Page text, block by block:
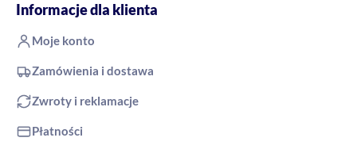
Informacje dla klienta
Moje konto
Zamówienia i dostawa
Zwroty i reklamacje
Płatności